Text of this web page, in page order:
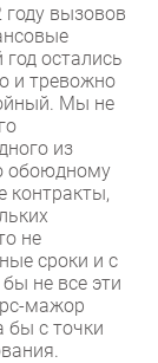
вызовов
остались
и тревожно
Мы не
из
обоюдному
контракты,
не
сроки и с
не все эти
мажор
бы с точки